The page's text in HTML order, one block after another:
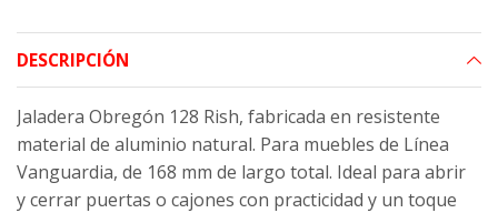
DESCRIPCIÓN
Jaladera Obregón 128 Rish, fabricada en resistente
material de aluminio natural. Para muebles de Línea
Vanguardia, de 168 mm de largo total. Ideal para abrir
y cerrar puertas o cajones con practicidad y un toque